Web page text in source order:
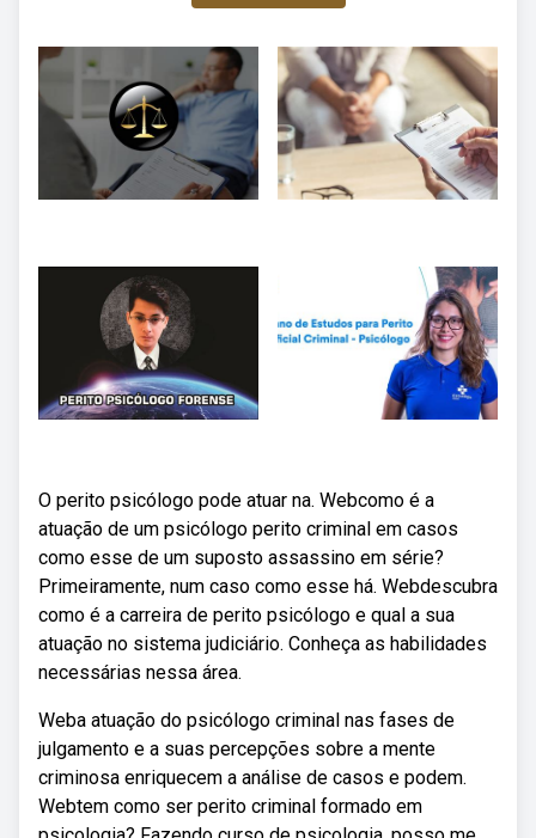
O perito psicólogo pode atuar na. Webcomo é a
atuação de um psicólogo perito criminal em casos
como esse de um suposto assassino em série?
Primeiramente, num caso como esse há. Webdescubra
como é a carreira de perito psicólogo e qual a sua
atuação no sistema judiciário. Conheça as habilidades
necessárias nessa área.
Weba atuação do psicólogo criminal nas fases de
julgamento e a suas percepções sobre a mente
criminosa enriquecem a análise de casos e podem.
Webtem como ser perito criminal formado em